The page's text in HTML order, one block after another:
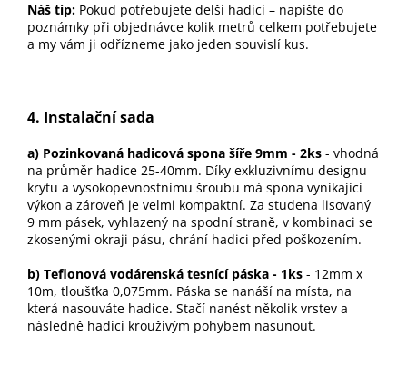
Náš tip: Pokud potřebujete delší hadici – napište do
poznámky při objednávce kolik metrů celkem potřebujete
a my vám ji odřízneme jako jeden souvislí kus.
4. Instalační sada
a) Pozinkovaná hadicová spona šíře 9mm - 2ks - vhodná
na průměr hadice 25-40mm. Díky exkluzivnímu designu
krytu a vysokopevnostnímu šroubu má spona vynikající
výkon a zároveň je velmi kompaktní. Za studena lisovaný
9 mm pásek, vyhlazený na spodní straně, v kombinaci se
zkosenými okraji pásu, chrání hadici před poškozením.
b) Teflonová vodárenská tesnící páska - 1ks - 12mm x
10m, tloušťka 0,075mm. Páska se nanáší na místa, na
která nasouváte hadice. Stačí nanést několik vrstev a
následně hadici krouživým pohybem nasunout.